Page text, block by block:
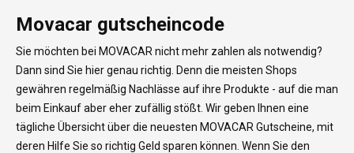
Movacar gutscheincode
Sie möchten bei MOVACAR nicht mehr zahlen als notwendig?
Dann sind Sie hier genau richtig. Denn die meisten Shops
gewähren regelmäßig Nachlässe auf ihre Produkte - auf die man
beim Einkauf aber eher zufällig stößt. Wir geben Ihnen eine
tägliche Übersicht über die neuesten MOVACAR Gutscheine, mit
deren Hilfe Sie so richtig Geld sparen können. Wenn Sie den